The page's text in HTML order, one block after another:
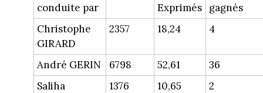
conduite par
Exprimés
gagnés
Christophe
GIRARD
2357 18,24 4
André GERIN 6798 52,61
36
Saliha
1376 10,65 2